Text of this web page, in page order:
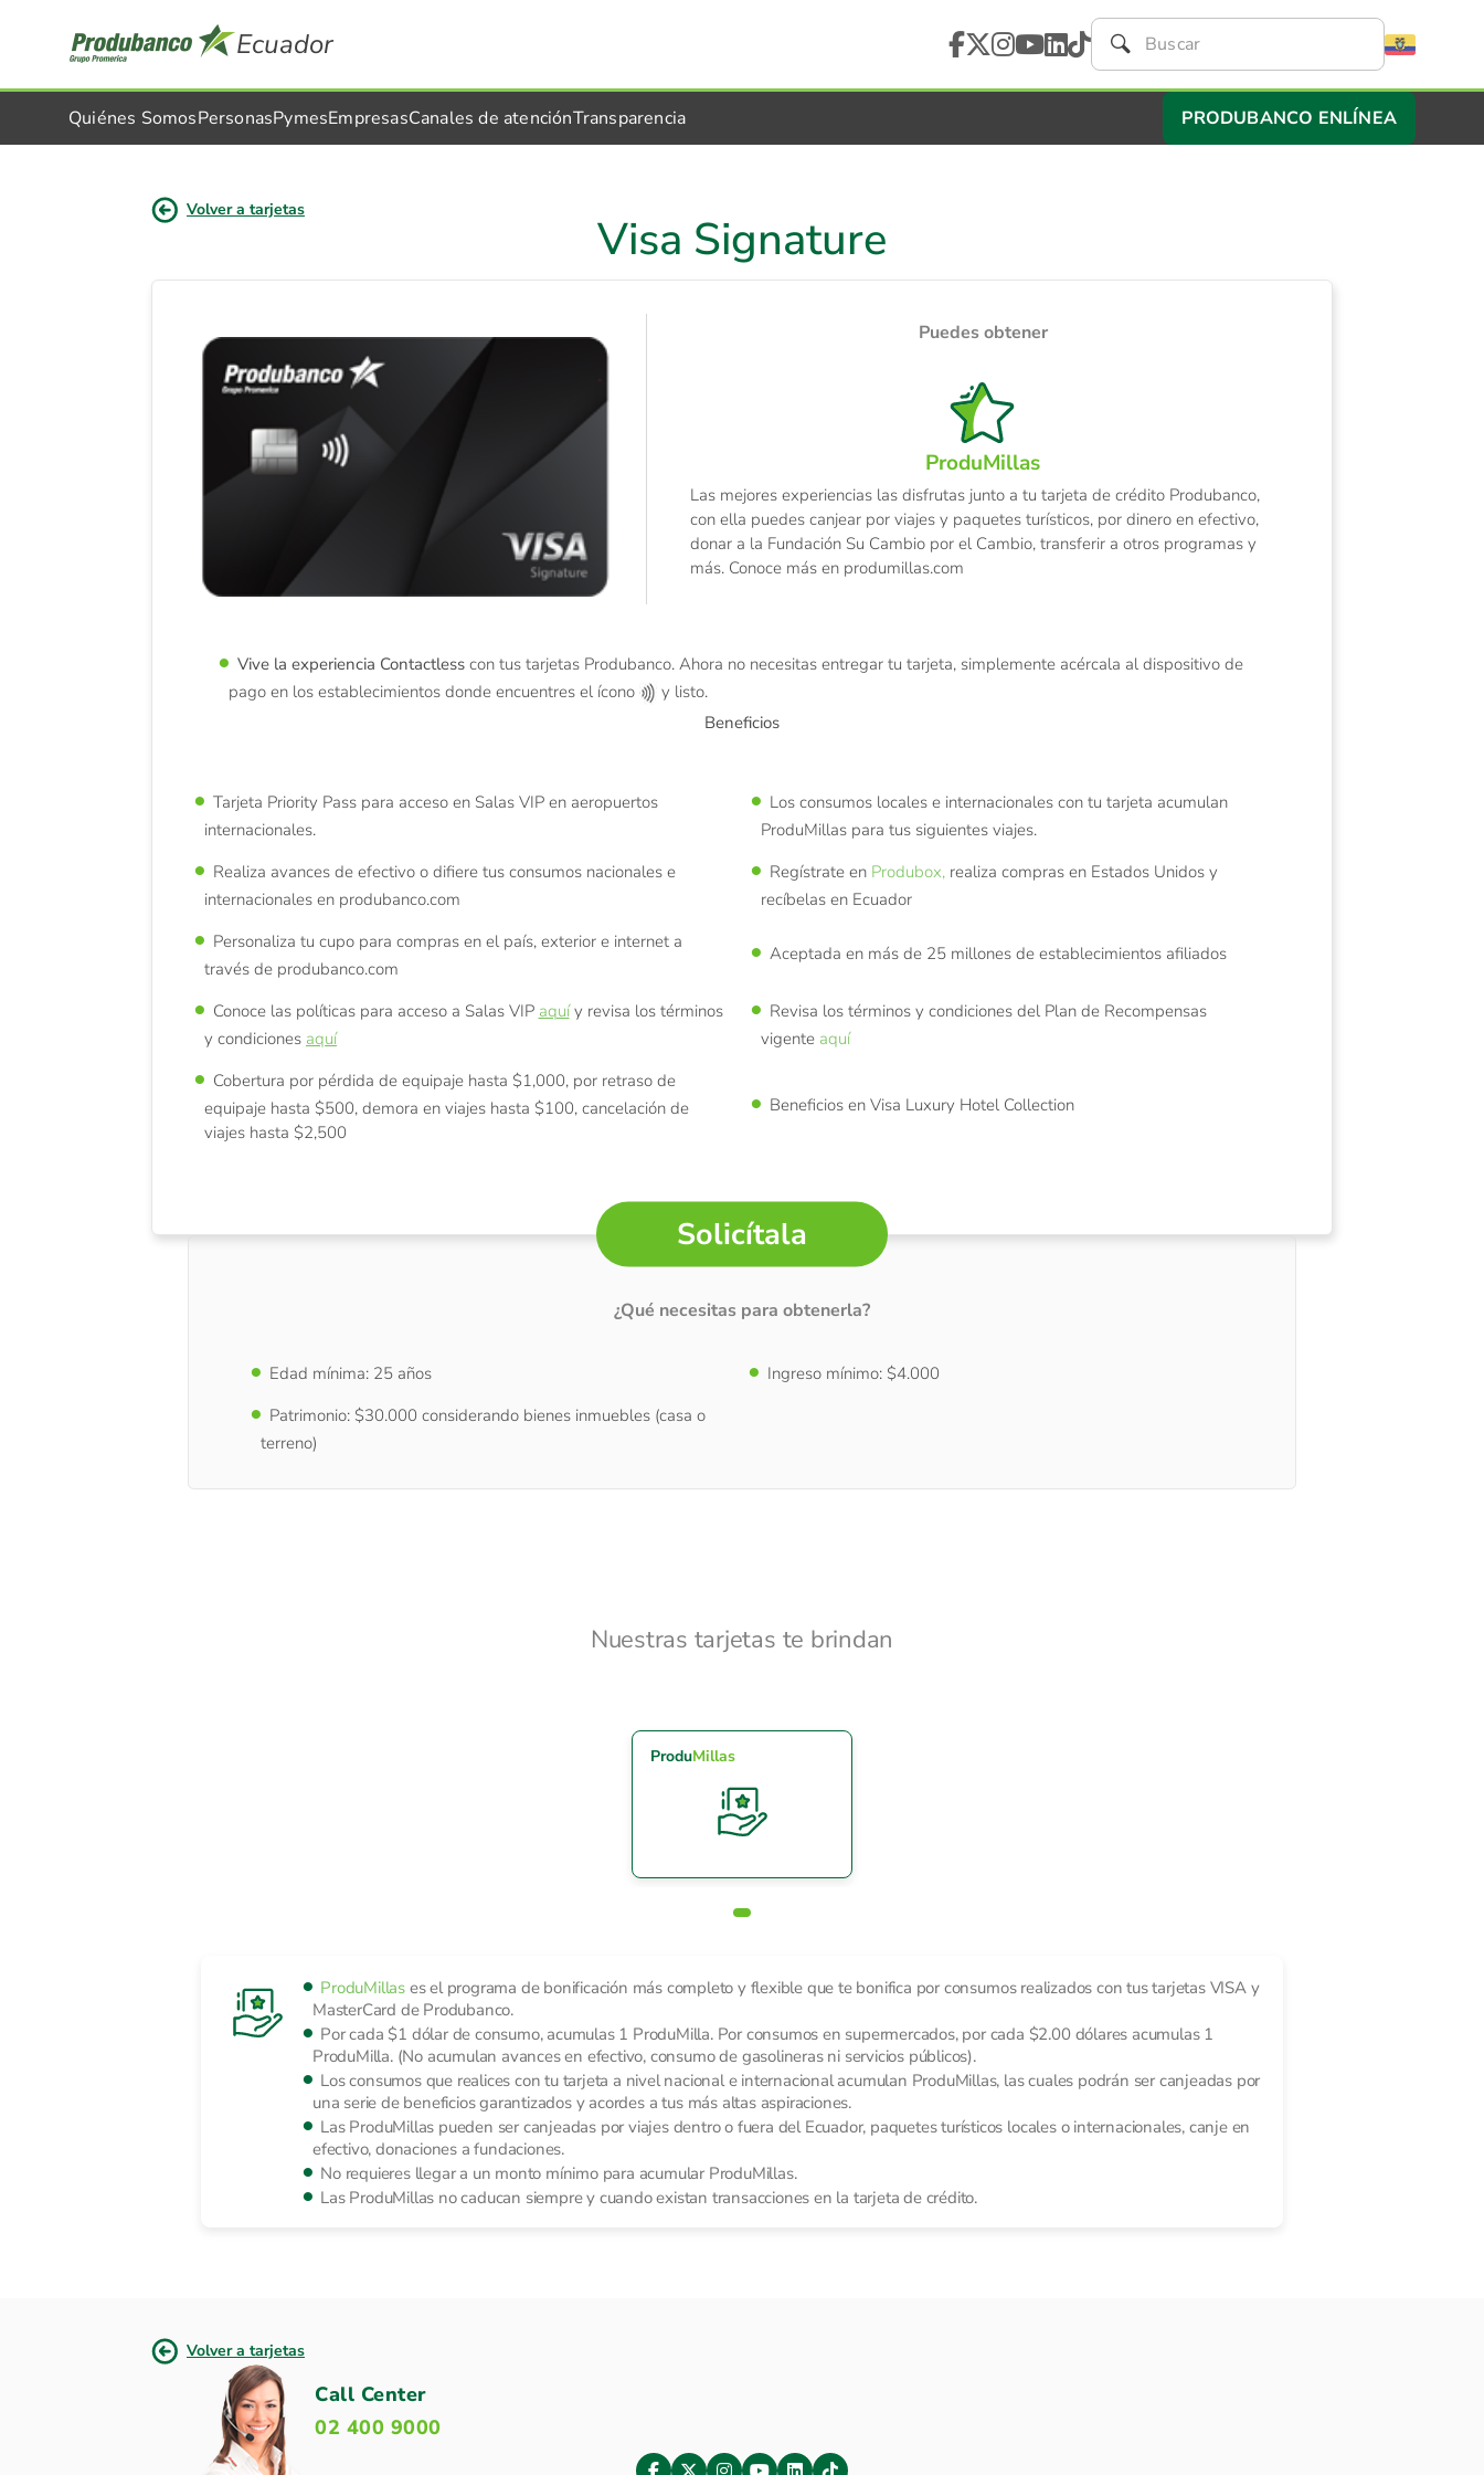
Ecuador
Quiénes SomosPersonasPymesEmpresasCanales de atenciónTransparencia PRODUBANCO ENLÍNEA
Volver a tarjetas
Visa Signature
Puedes obtener
ProduMillas
Las mejores experiencias las disfrutas junto a tu tarjeta de crédito Produbanco,
con ella puedes canjear por viajes y paquetes turísticos, por dinero en efectivo,
donar a la Fundación Su Cambio por el Cambio, transferir a otros programas y
más. Conoce más en produmillas.com
Vive la experiencia Contactless con tus tarjetas Produbanco. Ahora no necesitas entregar tu tarjeta, simplemente acércala al dispositivo de
pago en los establecimientos donde encuentres el ícono
y listo.
Beneficios
Tarjeta Priority Pass para acceso en Salas VIP en aeropuertos
internacionales.
Los consumos locales e internacionales con tu tarjeta acumulan
ProduMillas para tus siguientes viajes.
Realiza avances de efectivo o difiere tus consumos nacionales e
internacionales en produbanco.com
Regístrate en Produbox,realiza compras en Estados Unidos y
recíbelas en Ecuador
Personaliza tu cupo para compras en el país, exterior e internet a
través de produbanco.com
Aceptada en más de 25 millones de establecimientos afiliados
Conoce las políticas para acceso a Salas VIP aquíy revisa los términos
y condiciones aquí
Revisa los términos y condiciones del Plan de Recompensas
vigente aquí
Cobertura por pérdida de equipaje hasta $1,000, por retraso de
equipaje hasta $500, demora en viajes hasta $100, cancelación de
viajes hasta $2,500
Beneficios en Visa Luxury Hotel Collection
Solicítala
¿Qué necesitas para obtenerla?
Edad mínima: 25 años
Ingreso mínimo: $4.000
Patrimonio: $30.000 considerando bienes inmuebles (casa o
terreno)
Nuestras tarjetas te brindan
ProduMillas
ProduMillases el programa de bonificación más completo y flexible que te bonifica por consumos realizados con tus tarjetas VISA y
MasterCard de Produbanco.
Por cada $1 dólar de consumo, acumulas 1 ProduMilla. Por consumos en supermercados, por cada $2.00 dólares acumulas 1
ProduMilla. (No acumulan avances en efectivo, consumo de gasolineras ni servicios públicos).
Los consumos que realices con tu tarjeta a nivel nacional e internacional acumulan ProduMillas, las cuales podrán ser canjeadas por
una serie de beneficios garantizados y acordes a tus más altas aspiraciones.
Las ProduMillas pueden ser canjeadas por viajes dentro o fuera del Ecuador, paquetes turísticos locales o internacionales, canje en
efectivo, donaciones a fundaciones.
No requieres llegar a un monto mínimo para acumular ProduMillas.
Las ProduMillas no caducan siempre y cuando existan transacciones en la tarjeta de crédito.
Volver a tarjetas
Call Center
02 400 9000